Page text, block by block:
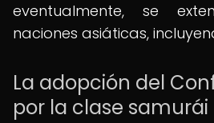
eventualmente, se
naciones asiáticas,
La adopción del
por la clase samurái